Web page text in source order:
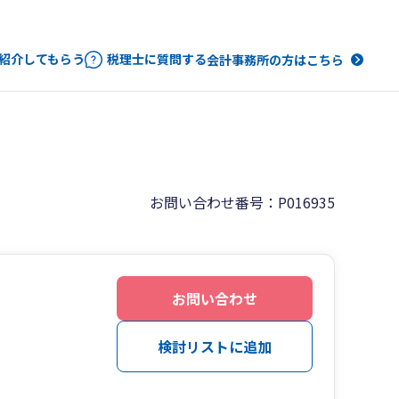
介してもらう 税理士に質問する会計事務所の方はこちら
お問い合わせ番号：P016935
お問い合わせ
検討リストに追加